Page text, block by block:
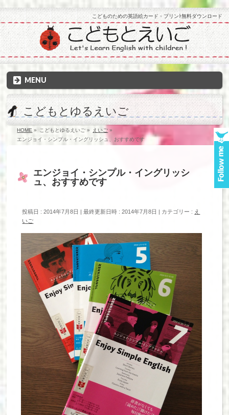
こどものための英語絵カード・プリンﾄ無料ダウンロード
MENU
こどもとゆるえいご
HOME » こどもとゆるえいご » えいご »
エンジョイ・シンプル・イングリッシュ、おすすめです
エンジョイ・シンプル・イングリッシ
ュ、おすすめです
投稿日 : 2014年7月8日 最終更新日時 : 2014年7月8日 カテゴリー : え
いご